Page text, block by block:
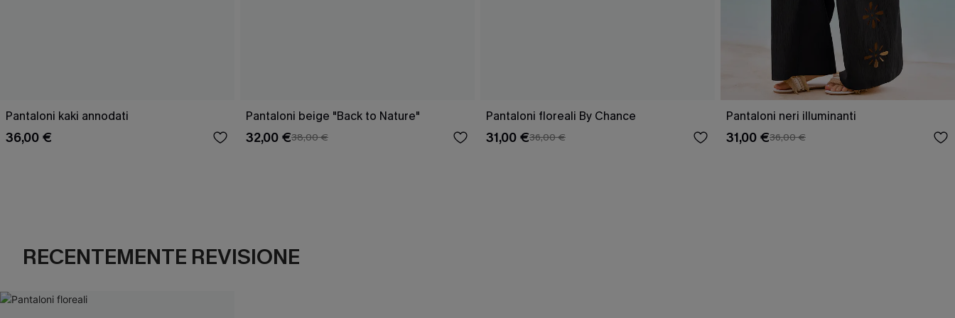
Pantaloni kaki annodati
36,00 €
Pantaloni beige "Back to Nature"
32,00 €38,00 €
Pantaloni floreali By Chance
31,00 €36,00 €
Pantaloni neri illuminanti
31,00 €36,00 €
RECENTEMENTE REVISIONE